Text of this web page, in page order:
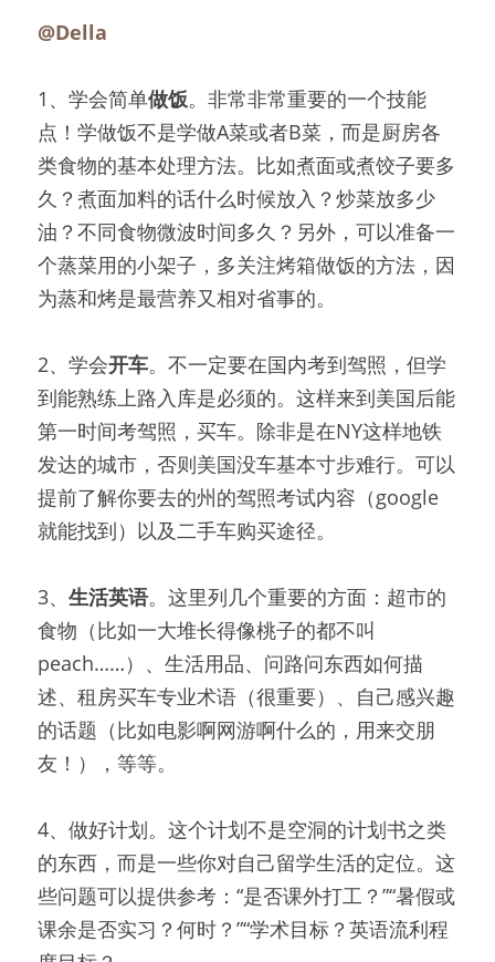
@Della
1、学会简单做饭。非常非常重要的一个技能
点！学做饭不是学做A菜或者B菜，而是厨房各
类食物的基本处理方法。比如煮面或煮饺子要多
久？煮面加料的话什么时候放入？炒菜放多少
油？不同食物微波时间多久？另外，可以准备一
个蒸菜用的小架子，多关注烤箱做饭的方法，因
为蒸和烤是最营养又相对省事的。
2、学会开车。不一定要在国内考到驾照，但学
到能熟练上路入库是必须的。这样来到美国后能
第一时间考驾照，买车。除非是在NY这样地铁
发达的城市，否则美国没车基本寸步难行。可以
提前了解你要去的州的驾照考试内容（google
就能找到）以及二手车购买途径。
3、 生活英语。这里列几个重要的方面：超市的
食物（比如一大堆长得像桃子的都不叫
peach……）、生活用品、问路问东西如何描
述、租房买车专业术语（很重要）、自己感兴趣
的话题（比如电影啊网游啊什么的，用来交朋
友！），等等。
4、做好计划。这个计划不是空洞的计划书之类
的东西，而是一些你对自己留学生活的定位。这
些问题可以提供参考：“是否课外打工？”“暑假或
课余是否实习？何时？”“学术目标？英语流利程